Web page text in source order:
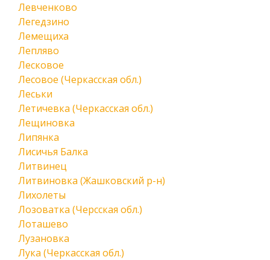
Левченково
Легедзино
Лемещиха
Лепляво
Лесковое
Лесовое (Черкасская обл.)
Леськи
Летичевка (Черкасская обл.)
Лещиновка
Липянка
Лисичья Балка
Литвинец
Литвиновка (Жашковский р-н)
Лихолеты
Лозоватка (Черсская обл.)
Лоташево
Лузановка
Лука (Черкасская обл.)